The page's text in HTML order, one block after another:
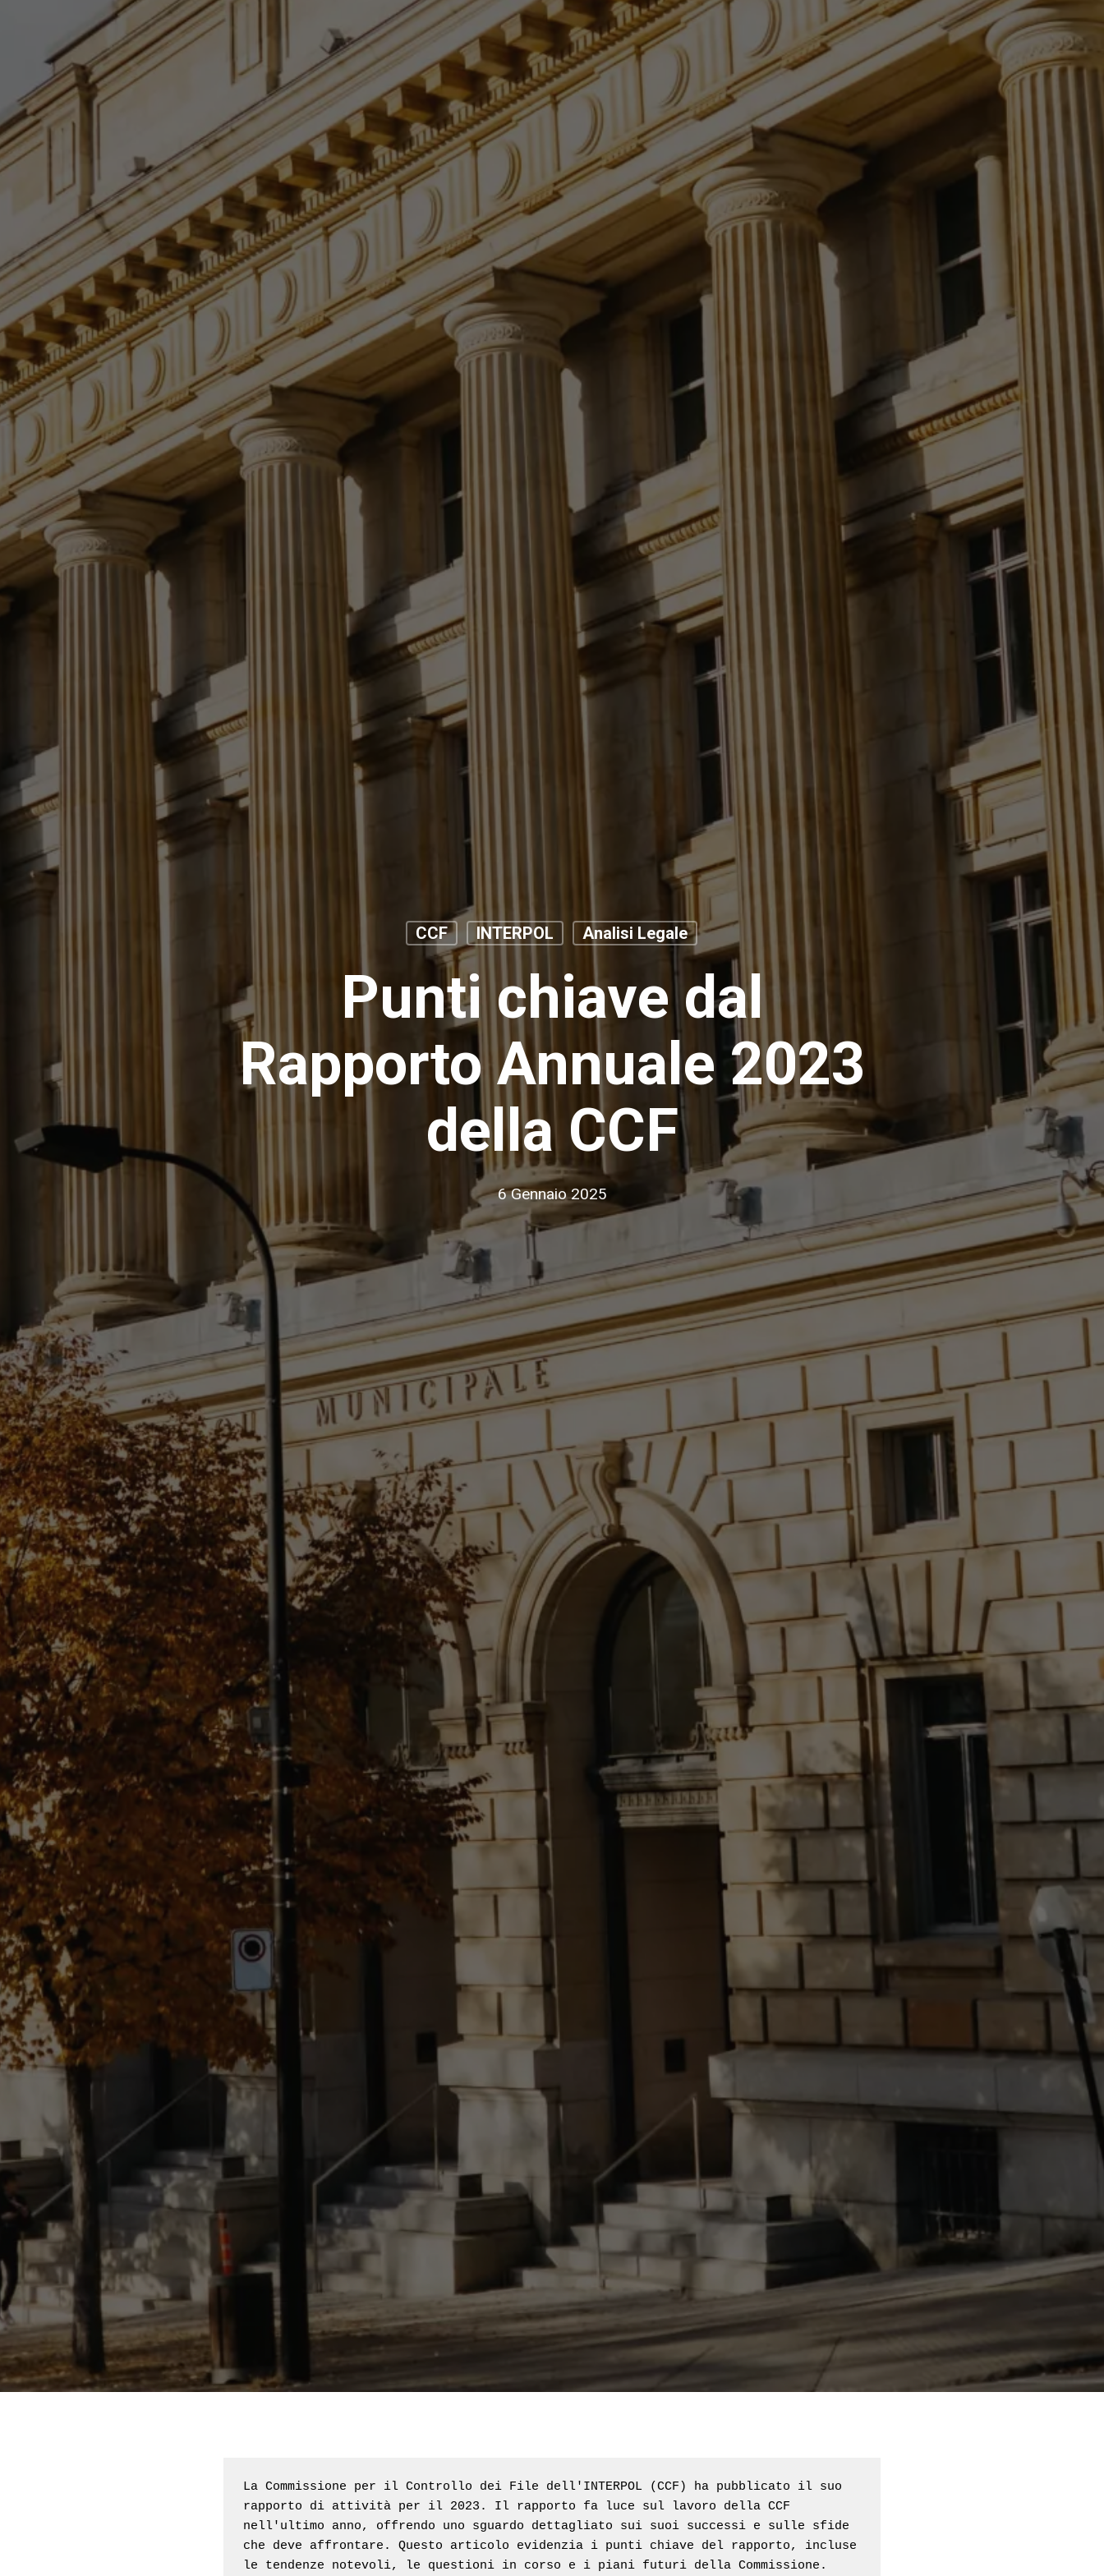
CCF INTERPOL Analisi Legale
Punti chiave dal
Rapporto Annuale 2023
della CCF
6 Gennaio 2025
La Commissione per il Controllo dei File dell'INTERPOL (CCF) ha pubblicato il suo
rapporto di attività per il 2023. Il rapporto fa luce sul lavoro della CCF
nell'ultimo anno, offrendo uno sguardo dettagliato sui suoi successi e sulle sfide
che deve affrontare. Questo articolo evidenzia i punti chiave del rapporto, incluse
le tendenze notevoli, le questioni in corso e i piani futuri della Commissione.